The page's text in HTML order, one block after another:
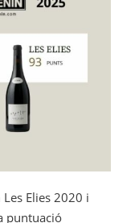
Elies 2020 i
puntuació